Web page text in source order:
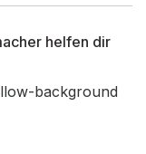
helfen dir